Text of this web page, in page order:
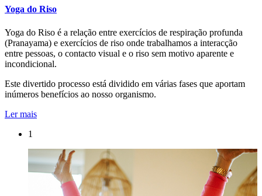
Yoga do Riso
Yoga do Riso é a relação entre exercícios de respiração profunda
(Pranayama) e exercícios de riso onde trabalhamos a interacção
entre pessoas, o contacto visual e o riso sem motivo aparente e
incondicional.
Este divertido processo está dividido em várias fases que aportam
inúmeros benefícios ao nosso organismo.
Ler mais
1